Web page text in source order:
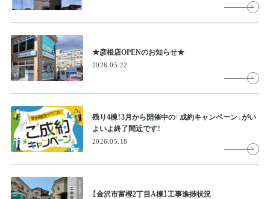
★彦根店OPENのお知らせ★
2026.05.22
残り4棟！3月から開催中の「成約キャンペーン」がい
よいよ終了間近です！
2026.05.18
【金沢市富樫2丁目A棟】工事進捗状況